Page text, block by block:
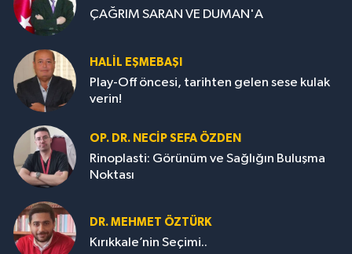
ÇAĞRIM SARAN VE DUMAN'A
HALIL EŞMEBAŞI
Play-Off öncesi, tarihten gelen sese kulak
verin!
OP. DR. NECIP SEFA ÖZDEN
Rinoplasti: Görünüm ve Sağlığın Buluşma
Noktası
DR. MEHMET ÖZTÜRK
Kırıkkale’nin Seçimi..